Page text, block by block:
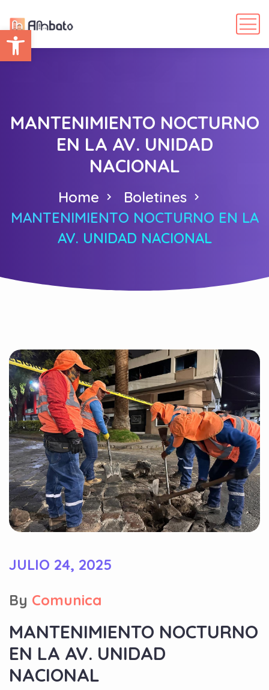
Abrir barra de herramientas
MANTENIMIENTO NOCTURNO
EN LA AV. UNIDAD
NACIONAL
Home
Boletines
MANTENIMIENTO NOCTURNO EN LA
AV. UNIDAD NACIONAL
JULIO 24, 2025
By Comunica
MANTENIMIENTO NOCTURNO
EN LA AV. UNIDAD
NACIONAL